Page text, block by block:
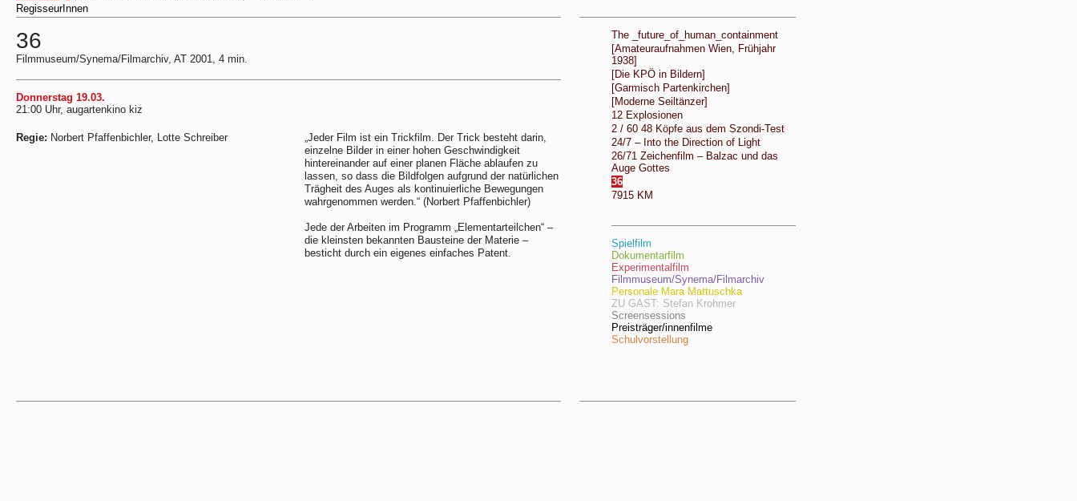
RegisseurInnen
36
Filmmuseum/Synema/Filmarchiv, AT 2001, 4 min.
Donnerstag 19.03.
21:00 Uhr, augartenkino kiz
Regie: Norbert Pfaffenbichler, Lotte Schreiber
„Jeder Film ist ein Trickfilm. Der Trick besteht darin,
einzelne Bilder in einer hohen Geschwindigkeit
hintereinander auf einer planen Fläche ablaufen zu
lassen, so dass die Bildfolgen aufgrund der natürlichen
Trägheit des Auges als kontinuierliche Bewegungen
wahrgenommen werden.“ (Norbert Pfaffenbichler)
Jede der Arbeiten im Programm „Elementarteilchen“ –
die kleinsten bekannten Bausteine der Materie –
besticht durch ein eigenes einfaches Patent.
The _future_of_human_containment
[Amateuraufnahmen Wien, Frühjahr
1938]
[Die KPÖ in Bildern]
[Garmisch Partenkirchen]
[Moderne Seiltänzer]
12 Explosionen
2 / 60 48 Köpfe aus dem Szondi-Test
24/7 – Into the Direction of Light
26/71 Zeichenfilm – Balzac und das
Auge Gottes
36
7915 KM
Spielfilm
Dokumentarfilm
Experimentalfilm
Filmmuseum/Synema/Filmarchiv
Personale Mara Mattuschka
ZU GAST: Stefan Krohmer
Screensessions
Preisträger/innenfilme
Schulvorstellung